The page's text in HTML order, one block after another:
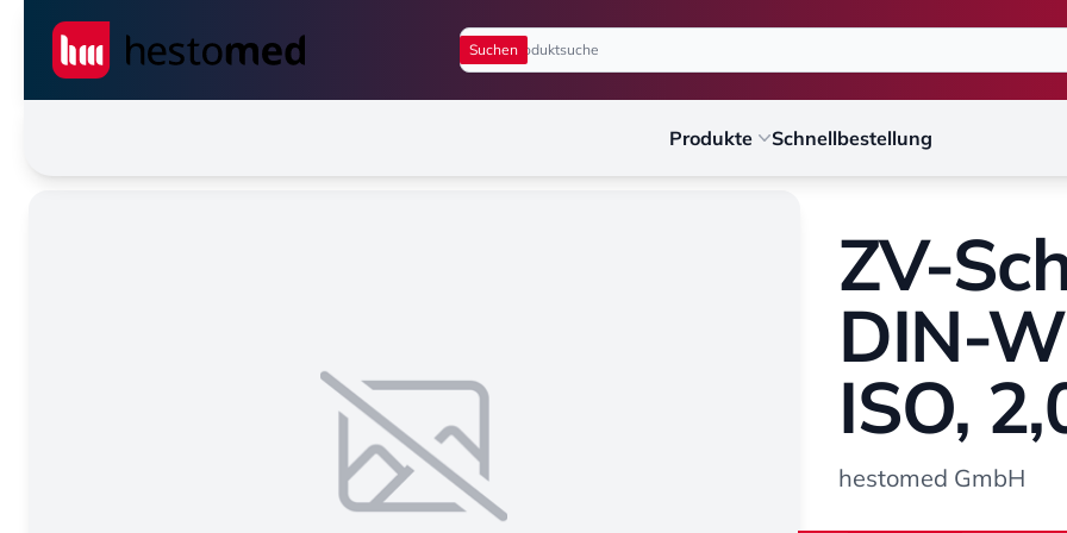
Seiwert GmbH
Produkte Schnellbestellung
ZV-
DIN-
ISO,
hestomed GmbH